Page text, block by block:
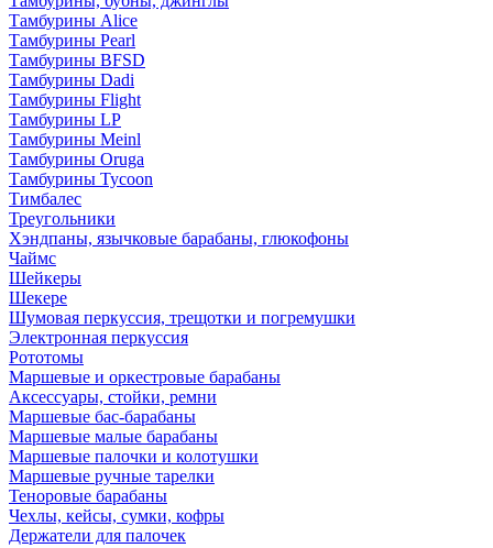
Тамбурины Alice
Тамбурины Pearl
Тамбурины BFSD
Тамбурины Dadi
Тамбурины Flight
Тамбурины LP
Тамбурины Meinl
Тамбурины Oruga
Тамбурины Tycoon
Тимбалес
Треугольники
Хэндпаны, язычковые барабаны, глюкофоны
Чаймс
Шейкеры
Шекере
Шумовая перкуссия, трещотки и погремушки
Электронная перкуссия
Рототомы
Маршевые и оркестровые барабаны
Аксессуары, стойки, ремни
Маршевые бас-барабаны
Маршевые малые барабаны
Маршевые палочки и колотушки
Маршевые ручные тарелки
Теноровые барабаны
Чехлы, кейсы, сумки, кофры
Держатели для палочек